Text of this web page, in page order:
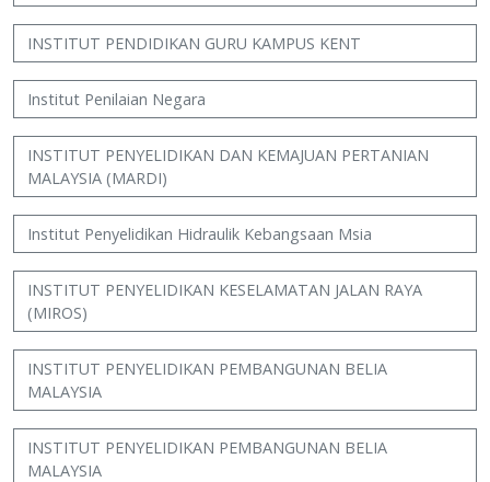
INSTITUT PENDIDIKAN GURU KAMPUS KENT
Institut Penilaian Negara
INSTITUT PENYELIDIKAN DAN KEMAJUAN PERTANIAN
MALAYSIA (MARDI)
Institut Penyelidikan Hidraulik Kebangsaan Msia
INSTITUT PENYELIDIKAN KESELAMATAN JALAN RAYA
(MIROS)
INSTITUT PENYELIDIKAN PEMBANGUNAN BELIA
MALAYSIA
INSTITUT PENYELIDIKAN PEMBANGUNAN BELIA
MALAYSIA